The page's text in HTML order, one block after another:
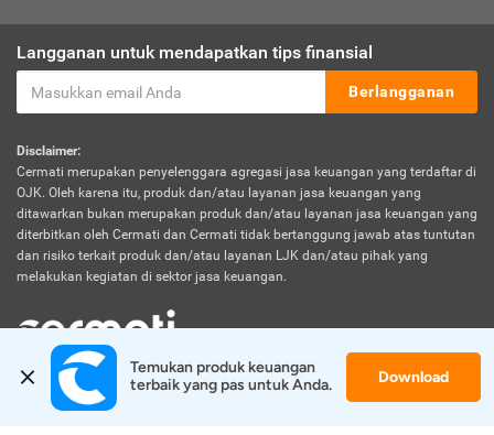
Langganan untuk mendapatkan tips finansial
Berlangganan
Disclaimer:
Cermati merupakan penyelenggara agregasi jasa keuangan yang terdaftar di
OJK. Oleh karena itu, produk dan/atau layanan jasa keuangan yang
ditawarkan bukan merupakan produk dan/atau layanan jasa keuangan yang
diterbitkan oleh Cermati dan Cermati tidak bertanggung jawab atas tuntutan
dan risiko terkait produk dan/atau layanan LJK dan/atau pihak yang
melakukan kegiatan di sektor jasa keuangan.
© 2026 Cermati. All Rights Reserved.
Temukan produk keuangan
terbaik yang pas untuk Anda.
Download